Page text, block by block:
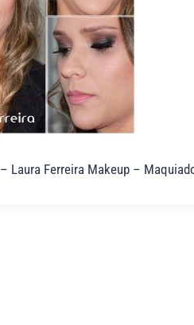
Laura Ferreira Makeup –